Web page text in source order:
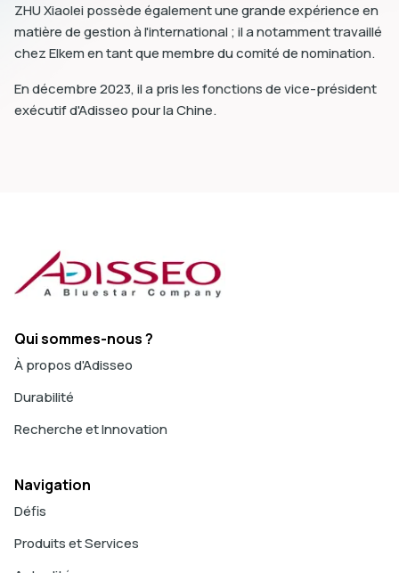
ZHU Xiaolei possède également une grande expérience en
matière de gestion à l'international ; il a notamment travaillé
chez Elkem en tant que membre du comité de nomination.
En décembre 2023, il a pris les fonctions de vice-président
exécutif d'Adisseo pour la Chine.
Qui sommes-nous ?
À propos d'Adisseo
Durabilité
Recherche et Innovation
Navigation
Défis
Produits et Services